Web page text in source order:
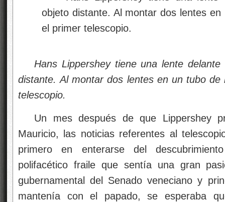
Hans Lippershey tiene una lente
distante. Al montar dos lentes en un tubo
telescopio.
Un mes después de que Lippershey
Mauricio, las noticias referentes al
primero en enterarse del
polifacético fraile que sentía una gran
gubernamental del Senado veneciano y
mantenía con el papado, se esperaba